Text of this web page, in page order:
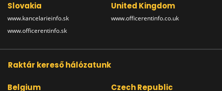
Slovakia
www.kancelarieinfo.sk
www.officerentinfo.sk
United Kingdom
www.officerentinfo.co.uk
Raktár kereső hálózatunk
Belgium Czech Republic